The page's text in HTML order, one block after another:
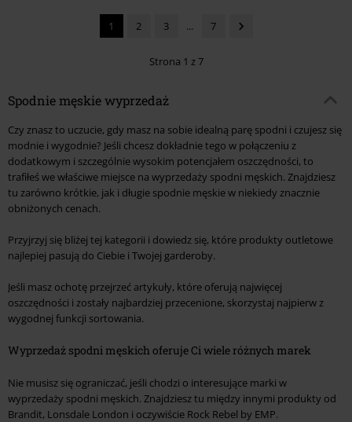
1 2 3 ... 7
Strona 1 z 7
Spodnie męskie wyprzedaż
Czy znasz to uczucie, gdy masz na sobie idealną parę spodni i czujesz się
modnie i wygodnie? Jeśli chcesz dokładnie tego w połączeniu z
dodatkowym i szczególnie wysokim potencjałem oszczędności, to
trafiłeś we właściwe miejsce na wyprzedaży spodni męskich. Znajdziesz
tu zarówno krótkie, jak i długie spodnie męskie w niekiedy znacznie
obniżonych cenach.
Przyjrzyj się bliżej tej kategorii i dowiedz się, które produkty outletowe
najlepiej pasują do Ciebie i Twojej garderoby.
Jeśli masz ochotę przejrzeć artykuły, które oferują najwięcej
oszczędności i zostały najbardziej przecenione, skorzystaj najpierw z
wygodnej funkcji sortowania.
Wyprzedaż spodni męskich oferuje Ci wiele różnych marek
Nie musisz się ograniczać, jeśli chodzi o interesujące marki w
wyprzedaży spodni męskich. Znajdziesz tu między innymi produkty od
Brandit, Lonsdale London i oczywiście Rock Rebel by EMP.